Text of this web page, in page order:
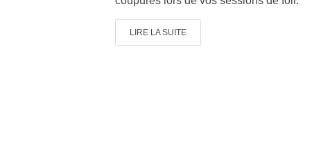
LIRE LA SUITE